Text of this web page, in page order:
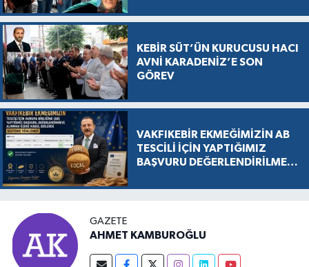
KEBİR SÜT’ÜN KURUCUSU HACI
AVNİ KARADENİZ’E SON
GÖREV
VAKFIKEBİR EKMEĞİMİZİN AB
TESCİLİ İÇİN YAPTIĞIMIZ
BAŞVURU DEĞERLENDİRİLMEK
RESMEN BAŞLADI
GAZETE
AHMET KAMBUROĞLU